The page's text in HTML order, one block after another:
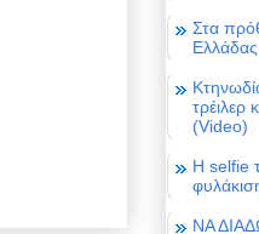
Στα
Ελλάδας
τρέιλερ
(Video)
Η selfie
ΝΑ